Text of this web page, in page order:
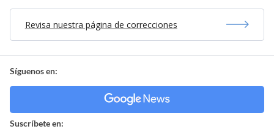
Revisa nuestra página de correcciones
Síguenos en:
Suscríbete en: